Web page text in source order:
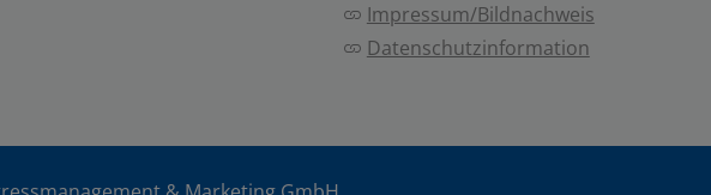
Impressum/Bildnachweis
Datenschutzinformation